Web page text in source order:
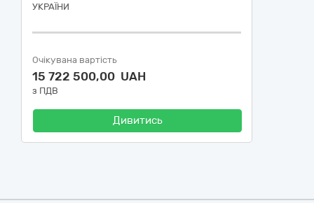
УКРАЇНИ
Очікувана вартість
15 722 500,00 UAH
з ПДВ
Дивитись